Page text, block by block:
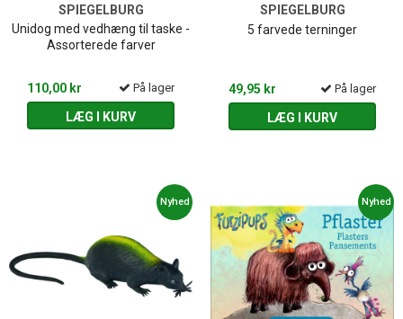
SPIEGELBURG
Unidog med vedhæng til taske -
Assorterede farver
110,00 kr På lager
LÆG I KURV
SPIEGELBURG
5 farvede terninger
49,95 kr På lager
LÆG I KURV
Nyhed Nyhed